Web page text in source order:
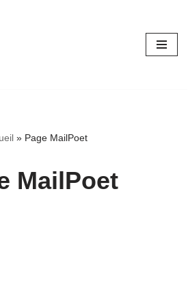
» Page MailPoet
MailPoet